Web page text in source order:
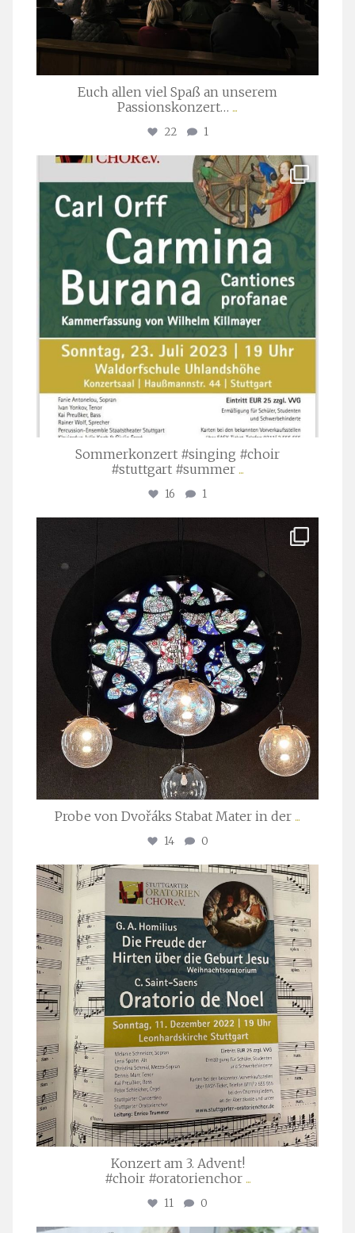
Euch allen viel Spaß an unserem
Passionskonzert… ...
22 1
stuttgarter_oratorienchor
Juli 22
Sommerkonzert #singing #choir
#stuttgart #summer ...
16 1
Apr. 1
Probe von Dvořáks Stabat Mater in der ...
14 0
stuttgarter_oratorienchor
Nov. 29
Konzert am 3. Advent!
#choir #oratorienchor ...
11 0